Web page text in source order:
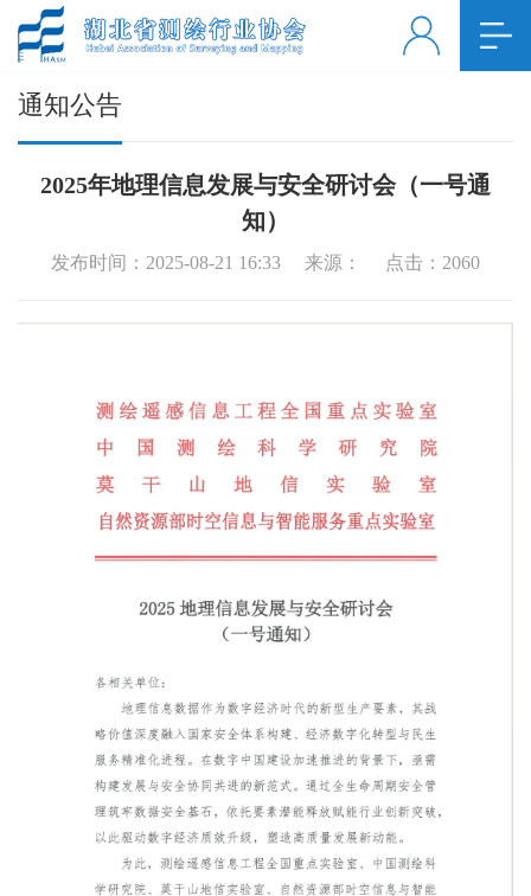
通知公告
2025年地理信息发展与安全研讨会（一号通
知）
发布时间：2025-08-21 16:33 来源： 点击： 2060